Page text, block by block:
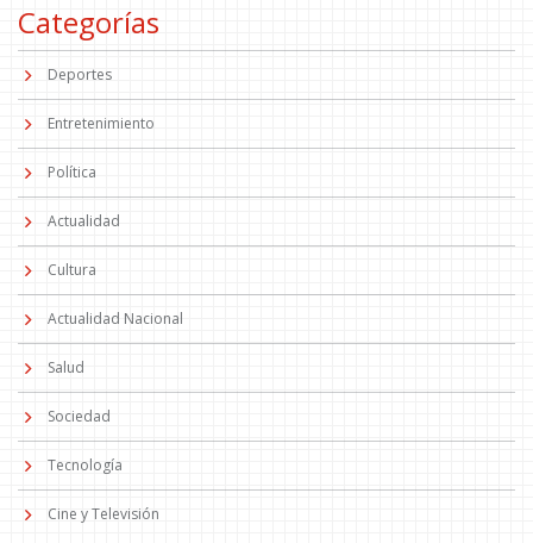
Categorías
Deportes
Entretenimiento
Política
Actualidad
Cultura
Actualidad Nacional
Salud
Sociedad
Tecnología
Cine y Televisión